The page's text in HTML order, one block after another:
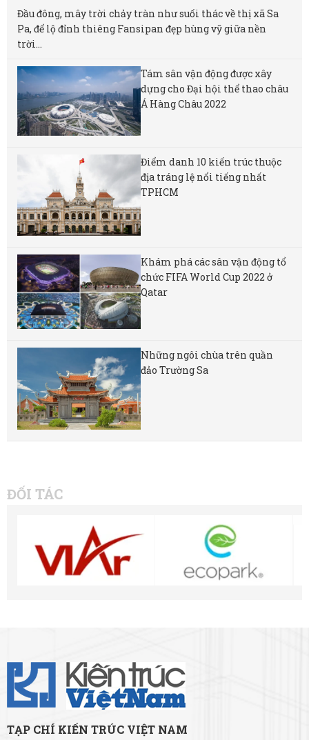
Đầu đông, mây trời chảy tràn như suối thác về thị xã Sa
Pa, để lộ đỉnh thiêng Fansipan đẹp hùng vỹ giữa nền
trời...
Tám sân vận động được xây
dựng cho Đại hội thể thao châu
Á Hàng Châu 2022
Điểm danh 10 kiến trúc thuộc
địa tráng lệ nổi tiếng nhất
TPHCM
Khám phá các sân vận động tổ
chức FIFA World Cup 2022 ở
Qatar
Những ngôi chùa trên quần
đảo Trường Sa
ĐỐI TÁC
TẠP CHÍ KIẾN TRÚC VIỆT NAM